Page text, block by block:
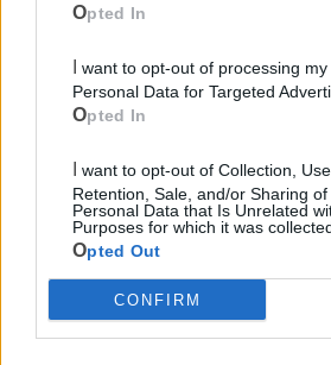
Opted In
Personal Data for Targeted
Opted In
Retention, Sale, and/or Sharing of
Personal Data that Is Unrelated
Purposes for which it was
Opted Out
CONFIRM
Cia Agricoltori Italiani |
Mari
Scopri tutte le notizie, gli eventi e la Web
Due Mari